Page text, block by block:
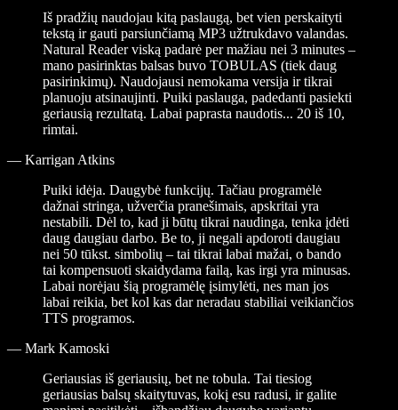
Iš pradžių naudojau kitą paslaugą, bet vien perskaityti
tekstą ir gauti parsiunčiamą MP3 užtrukdavo valandas.
Natural Reader viską padarė per mažiau nei 3 minutes –
mano pasirinktas balsas buvo TOBULAS (tiek daug
pasirinkimų). Naudojausi nemokama versija ir tikrai
planuoju atsinaujinti. Puiki paslauga, padedanti pasiekti
geriausią rezultatą. Labai paprasta naudotis... 20 iš 10,
rimtai.
— Karrigan Atkins
Puiki idėja. Daugybė funkcijų. Tačiau programėlė
dažnai stringa, užverčia pranešimais, apskritai yra
nestabili. Dėl to, kad ji būtų tikrai naudinga, tenka įdėti
daug daugiau darbo. Be to, ji negali apdoroti daugiau
nei 50 tūkst. simbolių – tai tikrai labai mažai, o bando
tai kompensuoti skaidydama failą, kas irgi yra minusas.
Labai norėjau šią programėlę įsimylėti, nes man jos
labai reikia, bet kol kas dar neradau stabiliai veikiančios
TTS programos.
— Mark Kamoski
Geriausias iš geriausių, bet ne tobula. Tai tiesiog
geriausias balsų skaitytuvas, kokį esu radusi, ir galite